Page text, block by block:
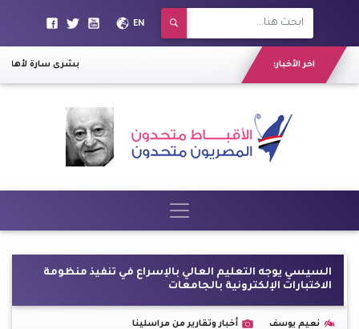
EN
اخر الأخبار: بشرى سارة
السيسي يوجه التعليم العالي بالإسراع في تنفيذ منظومة
الاختبارات الإلكترونية بالجامعات
نعيم يوسف أخبار وتقارير من مراسلينا